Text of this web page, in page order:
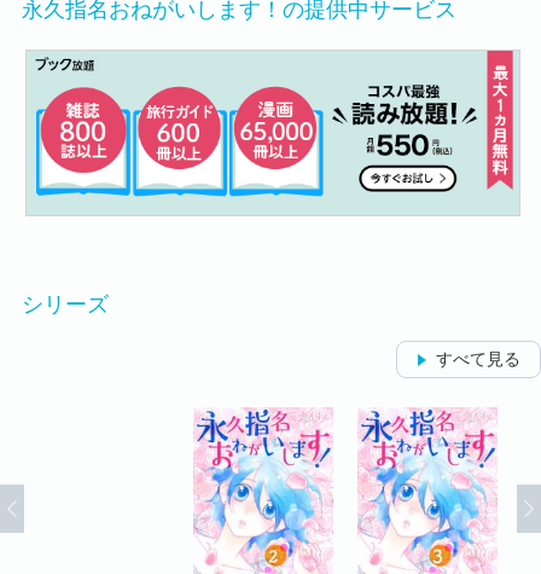
永久指名おねがいします！の提供中サービス
シリーズ
すべて見る